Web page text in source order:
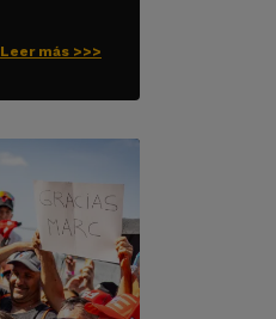
Leer más >>>